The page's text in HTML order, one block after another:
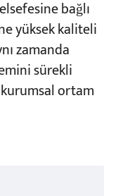
bağlı
yüksek kaliteli
zamanda
sürekli
ortam